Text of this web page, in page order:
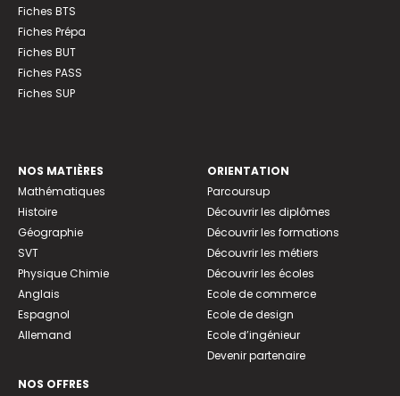
Fiches BTS
Fiches Prépa
Fiches BUT
Fiches PASS
Fiches SUP
NOS MATIÈRES
Mathématiques
Histoire
Géographie
SVT
Physique Chimie
Anglais
Espagnol
Allemand
NOS OFFRES
ORIENTATION
Parcoursup
Découvrir les diplômes
Découvrir les formations
Découvrir les métiers
Découvrir les écoles
Ecole de commerce
Ecole de design
Ecole d’ingénieur
Devenir partenaire